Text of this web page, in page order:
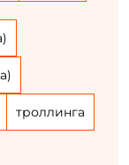
троллинга